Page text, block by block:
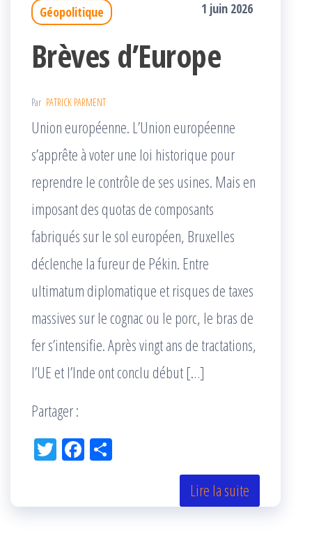
Géopolitique 1 juin 2026
Brèves d’Europe
Par PATRICK PARMENT
Union européenne. L’Union européenne
s’apprête à voter une loi historique pour
reprendre le contrôle de ses usines. Mais en
imposant des quotas de composants
fabriqués sur le sol européen, Bruxelles
déclenche la fureur de Pékin. Entre
ultimatum diplomatique et risques de taxes
massives sur le cognac ou le porc, le bras de
fer s’intensifie. Après vingt ans de tractations,
l’UE et l’Inde ont conclu début […]
Partager :
Tw Fac
k r
Lire la suite